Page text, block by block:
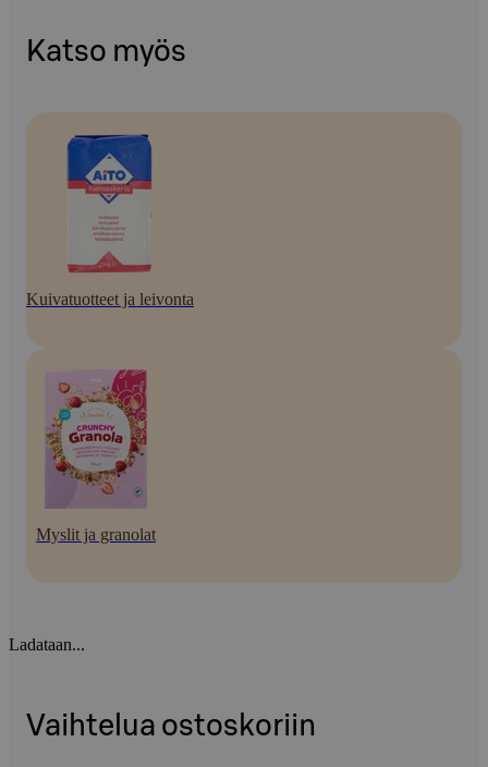
Katso myös
Kuivatuotteet ja leivonta
Myslit ja granolat
Ladataan...
Vaihtelua ostoskoriin